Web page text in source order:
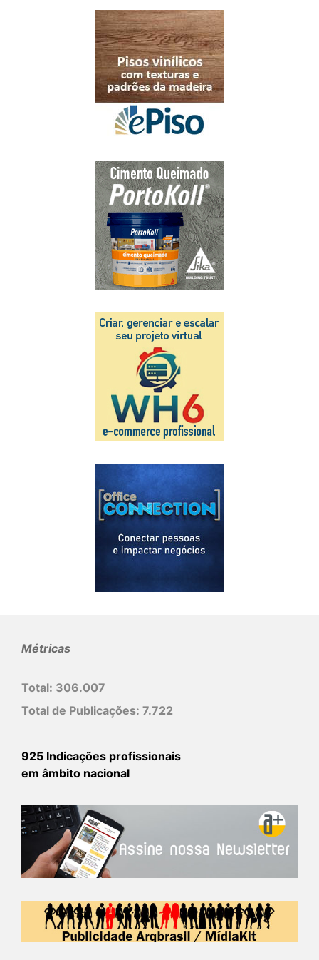
Métricas
Total: 306.007
Total de Publicações: 7.722
925 Indicações profissionais
em âmbito nacional